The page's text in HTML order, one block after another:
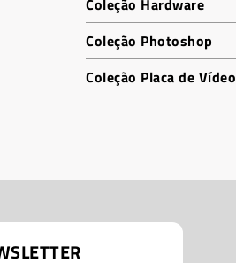
Coleção Hardware
Coleção Photoshop
Coleção Placa de Vídeo